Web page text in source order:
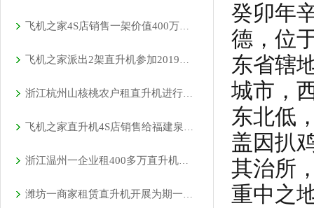
飞机之家4S店销售一架价值400万直升机
飞机之家派出2架直升机参加2019沈阳法库航展
浙江杭州山核桃农户租直升机进行农林喷洒作业
飞机之家直升机4S店销售给福建泉州一学校一架直升机
浙江温州一企业租400多万直升机开业
潍坊一商家租赁直升机开展为期一个月静态展览
癸卯年
德，位
东省辖
城市，
东北低
盖因扒
其治所
重中之